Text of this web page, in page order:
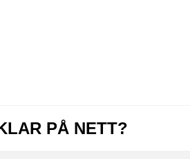
PÅ NETT?